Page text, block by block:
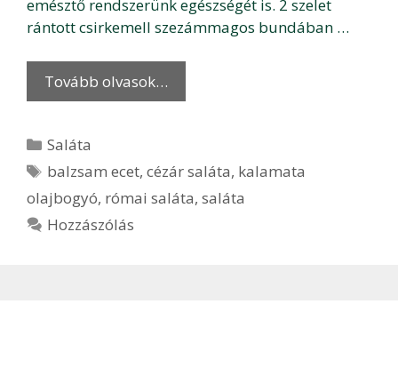
emésztő rendszerünk egészségét is. 2 szelet
rántott csirkemell szezámmagos bundában …
Tovább olvasok…
Kategória
Saláta
Címkék
balzsam ecet,cézár saláta, kalamata
olajbogyó, római saláta, saláta
Hozzászólás